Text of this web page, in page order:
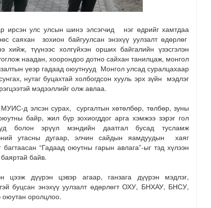
ирсэн улс улсын шинэ элсэгчид нэг өдрийг хамтдаа
саяхан зохион байгуулсан энэхүү уулзалт өдөрлөг
түүнээс холгүйхэн орших байгалийн үзэсгэлэн
наадан, хоорондоо дотно сайхан танилцаж, монгол
үеэр гадаад оюутнууд Монгол улсад суралцахаар
нутаг буцахтай холбогдсон хууль эрх зүйн мэдлэг
мэдээллийг олж авлаа.
д элсэн сурах, сургалтын хөтөлбөр, төлбөр, зуны
байр, жил бүр зохиогддог арга хэмжээ зэрэг гол
болон эрүүл мэндийн даатгал бусад тусламж
утасны дугаар, элчин сайдын яамдуудын хаяг
“Гадаад оюутны гарын авлага”-ыг тэд хүлээн
байв.
цээж дүүрэн цэвэр агаар, ганзага дүүрэн мэдлэг,
буцсан энэхүү уулзалт өдөрлөгт ОХУ, БНХАУ, БНСУ,
оролцлоо.